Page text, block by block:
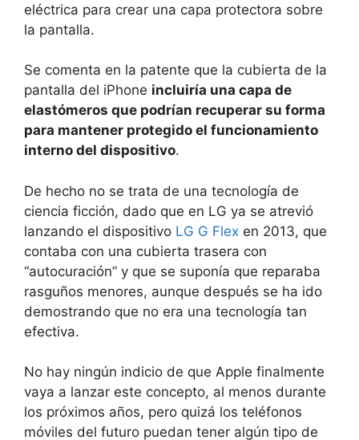
eléctrica para crear una capa protectora sobre
la pantalla.
Se comenta en la patente que la cubierta de la
pantalla del iPhone incluiría una capa de
elastómeros que podrían recuperar su forma
para mantener protegido el funcionamiento
interno del dispositivo.
De hecho no se trata de una tecnología de
ciencia ficción, dado que en LG ya se atrevió
lanzando el dispositivo LG G Flex en 2013, que
contaba con una cubierta trasera con
“autocuración” y que se suponía que reparaba
rasguños menores, aunque después se ha ido
demostrando que no era una tecnología tan
efectiva.
No hay ningún indicio de que Apple finalmente
vaya a lanzar este concepto, al menos durante
los próximos años, pero quizá los teléfonos
móviles del futuro puedan tener algún tipo de